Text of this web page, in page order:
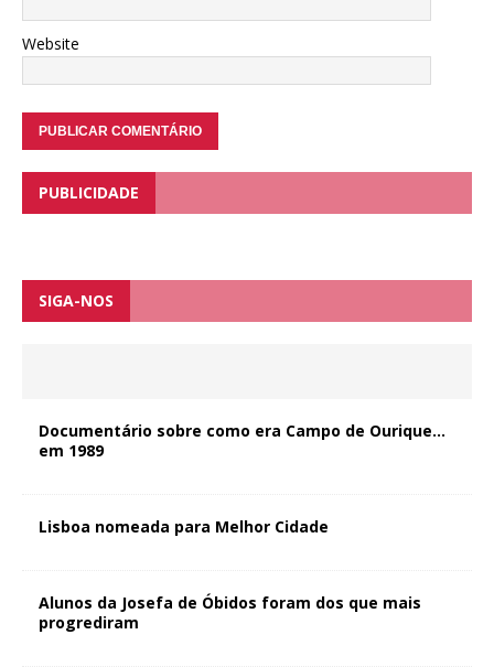
Website
PUBLICIDADE
SIGA-NOS
Documentário sobre como era Campo de Ourique…
em 1989
Lisboa nomeada para Melhor Cidade
Alunos da Josefa de Óbidos foram dos que mais
progrediram